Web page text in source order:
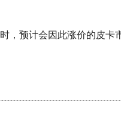
，预计会因此涨价的皮卡